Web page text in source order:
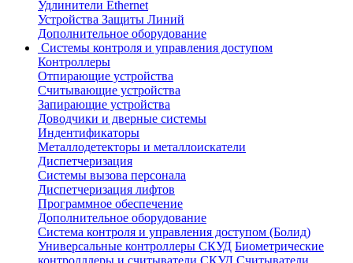
Удлинители Ethernet
Устройства Защиты Линий
Дополнительное оборудование
Системы контроля и управления доступом
Контроллеры
Отпирающие устройства
Считывающие устройства
Запирающие устройства
Доводчики и дверные системы
Индентификаторы
Металлодетекторы и металлоискатели
Диспетчеризация
Системы вызова персонала
Диспетчеризация лифтов
Программное обеспечение
Дополнительное оборудование
Система контроля и управления доступом (Болид)
Универсальные контроллеры СКУД Биометрические
контролллеры и считыватели СКУД Считыватели